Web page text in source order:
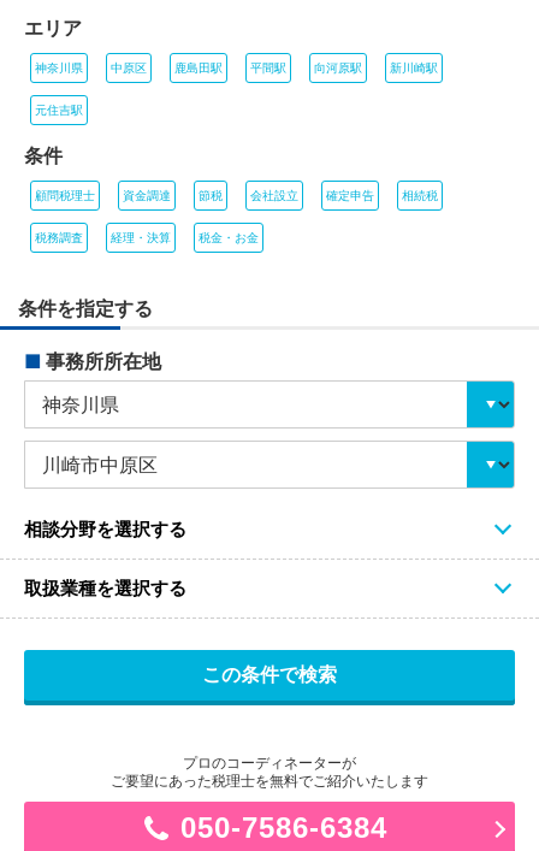
エリア
神奈川県 中原区 鹿島田駅 平間駅 向河原駅 新川崎駅
元住吉駅
条件
顧問税理士 資金調達 節税 会社設立 確定申告 相続税
税務調査 経理・決算 税金・お金
条件を指定する
■ 事務所所在地
相談分野を選択する
取扱業種を選択する
プロのコーディネーターが
ご要望にあった税理士を無料でご紹介いたします
050-7586-6384